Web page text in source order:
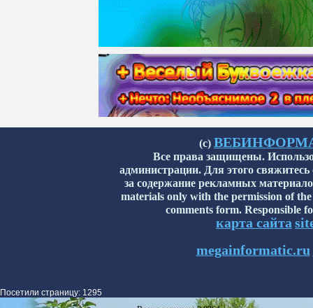
(с)
Все права защищены.
администрации. Для этого
за содержание рекламных
materials only with the permission of
comments form. Responsible
карта сайта
megainformatic.ru
Посетили страницу: 1295